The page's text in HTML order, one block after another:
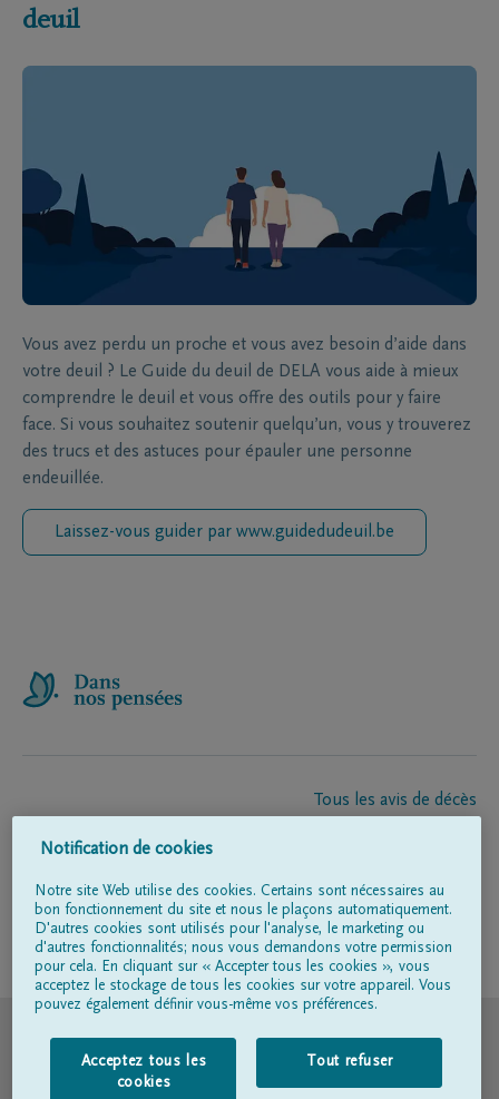
deuil
Vous avez perdu un proche et vous avez besoin d’aide dans
votre deuil ? Le Guide du deuil de DELA vous aide à mieux
comprendre le deuil et vous offre des outils pour y faire
face. Si vous souhaitez soutenir quelqu’un, vous y trouverez
des trucs et des astuces pour épauler une personne
endeuillée.
Laissez-vous guider par www.guidedudeuil.be
Tous les avis de décès
Entrepreneur de pompes funèbres
Suivez-nous sur
Conditions d'utilisation
Notification de cookies
Notre site Web utilise des cookies. Certains sont nécessaires au
bon fonctionnement du site et nous le plaçons automatiquement.
D'autres cookies sont utilisés pour l'analyse, le marketing ou
d'autres fonctionnalités; nous vous demandons votre permission
pour cela. En cliquant sur « Accepter tous les cookies », vous
acceptez le stockage de tous les cookies sur votre appareil. Vous
pouvez également définir vous-même vos préférences.
Acceptez tous les
cookies
Tout refuser